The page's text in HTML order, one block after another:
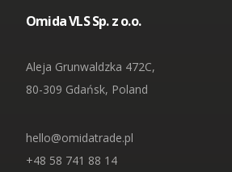
Omida Finance Sp. z o.o.
Omida Shared Services Center Sp. z o.o.
Omida VLS Sp. z o.o.
Aleja Grunwaldzka 472C,
80-309 Gdańsk, Poland
hello@omidatrade.pl
+48 58 741 88 14